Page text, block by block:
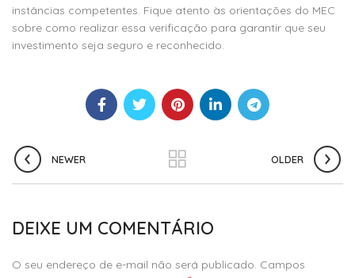
instâncias competentes. Fique atento às orientações do MEC
sobre como realizar essa verificação para garantir que seu
investimento seja seguro e reconhecido.
NEWER OLDER
DEIXE UM COMENTÁRIO
O seu endereço de e-mail não será publicado. Campos